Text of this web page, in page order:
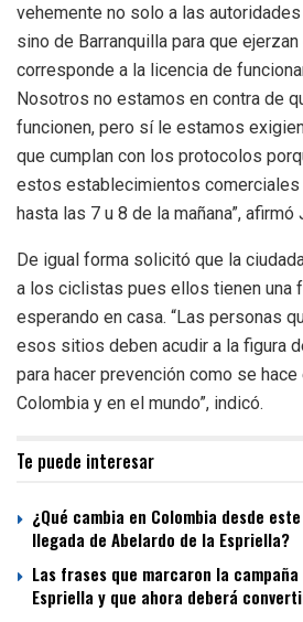
vehemente no solo a las
sino de Barranquilla para que
corresponde a la licencia de
Nosotros no estamos en contra de
funcionen, pero sí le estamos
que cumplan con los protocolos
estos establecimientos comerciales
hasta las 7 u 8 de la mañana”, afirmó
De igual forma solicitó que la
a los ciclistas pues ellos tienen una
esperando en casa. “Las personas
esos sitios deben acudir a la figura
para hacer prevención como se
Colombia y en el mundo”, indicó.
Te puede interesar
¿Qué cambia en Colombia desde
llegada de Abelardo de la Espriella?
Las frases que marcaron la
Espriella y que ahora deberá